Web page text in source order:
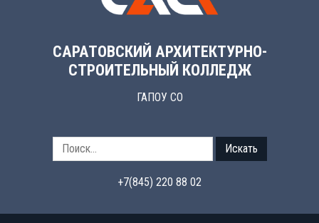
САРАТОВСКИЙ АРХИТЕКТУРНО-
СТРОИТЕЛЬНЫЙ КОЛЛЕДЖ
ГАПОУ СО
Искать
+7(845) 220 88 02